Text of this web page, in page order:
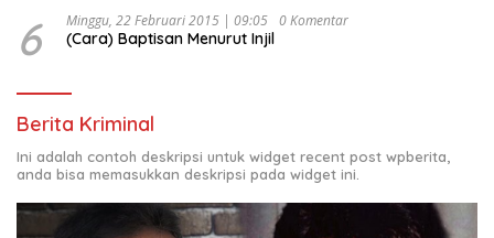
6 Minggu, 22 Februari 2015 | 09:05 0 Komentar
(Cara) Baptisan Menurut Injil
Berita Kriminal
Ini adalah contoh deskripsi untuk widget recent post wpberita,
anda bisa memasukkan deskripsi pada widget ini.